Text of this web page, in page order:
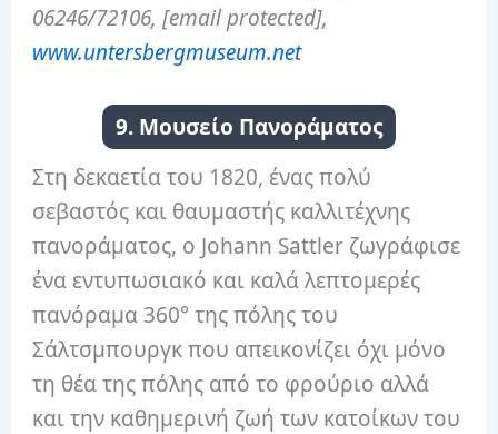
06246/72106, [email protected],
www.untersbergmuseum.net
9. Μουσείο Πανοράματος
Στη δεκαετία του 1820, ένας πολύ
σεβαστός και θαυμαστής καλλιτέχνης
πανοράματος, ο Johann Sattler ζωγράφισε
ένα εντυπωσιακό και καλά λεπτομερές
πανόραμα 360° της πόλης του
Σάλτσμπουργκ που απεικονίζει όχι μόνο
τη θέα της πόλης από το φρούριο αλλά
και την καθημερινή ζωή των κατοίκων του